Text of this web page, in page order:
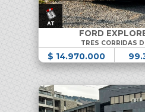
FORD
TRES CORRIDAS
$ 14.970.000